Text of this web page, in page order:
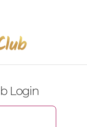
Login